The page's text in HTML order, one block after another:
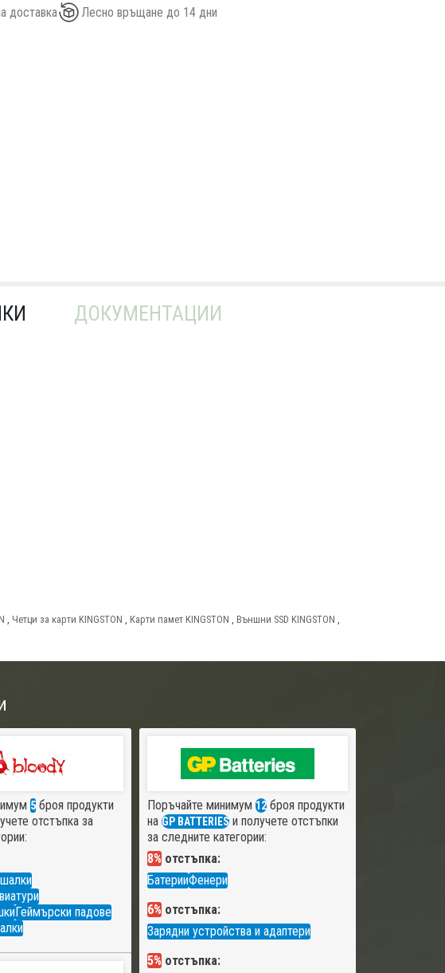
доставка Лесно връщане до 14 дни
ДОКУМЕНТАЦИИ
Четци за карти KINGSTON Карти памет KINGSTON Външни SSD KINGSTON
5 броя продукти
отстъпка за
Геймърски падове
Поръчайте минимум 12броя продукти
на GP BATTERIESи получете отстъпки
за следните категории:
8% отстъпка:
БатерииФенери
6% отстъпка:
Зарядни устройства и адаптери
5% отстъпка: